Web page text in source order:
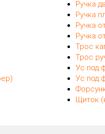
Ручка
Ручка
Ручка
Ручка
Трос
Трос
Ус под
Ус под
Щиток